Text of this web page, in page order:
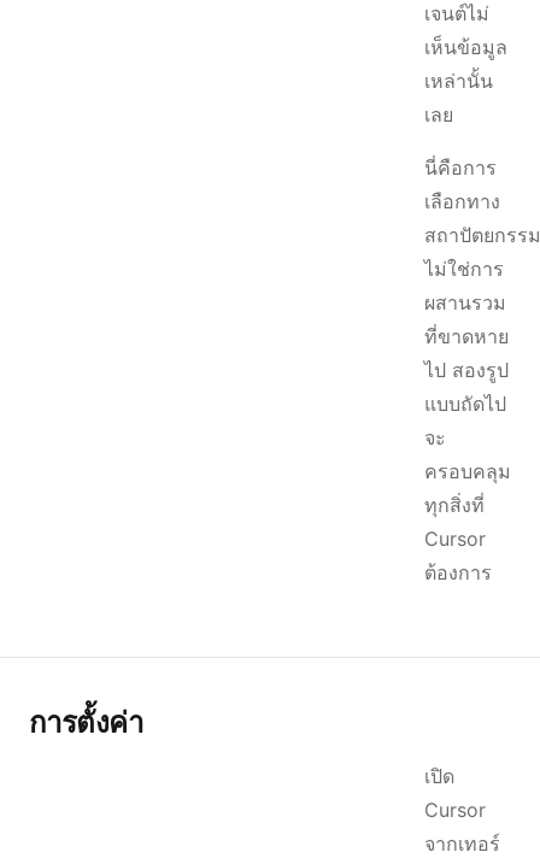
เจนต์ไม่
เห็นข้อมูล
เหล่านั้น
เลย
นี่คือการ
เลือกทาง
สถาปัตยกรรม
ไม่ใช่การ
ผสานรวม
ที่ขาดหาย
ไป สองรูป
แบบถัดไป
จะ
ครอบคลุม
ทุกสิ่งที่
Cursor
ต้องการ
การตั้งค่า
เปิด
Cursor
จากเทอร์